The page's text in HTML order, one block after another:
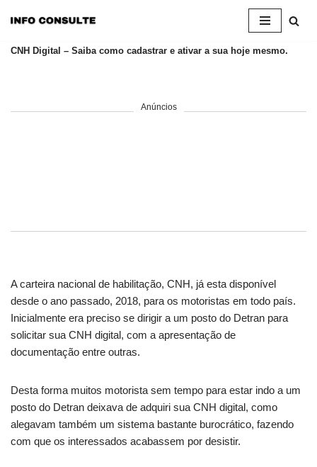
para
CNH Digital – Saiba como cadastrar e ativar a sua hoje mesmo.
Anúncios
A carteira nacional de habilitação, CNH, já esta disponível
desde o ano passado, 2018, para os motoristas em todo país.
Inicialmente era preciso se dirigir a um posto do Detran para
solicitar sua CNH digital, com a apresentação de
documentação entre outras.
Desta forma muitos motorista sem tempo para estar indo a um
posto do Detran deixava de adquiri sua CNH digital, como
alegavam também um sistema bastante burocrático, fazendo
com que os interessados acabassem por desistir.